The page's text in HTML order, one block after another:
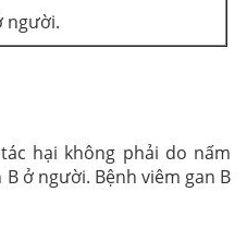
người.
hại không phải do nấm
ở người. Bệnh viêm gan B